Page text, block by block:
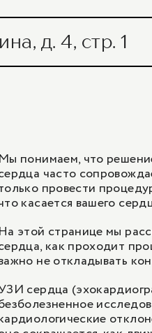
д. 4, стр. 1
Мы понимаем, что
часто
провести
касается вашего
На этой странице мы
как проходит
не откладывать
сердца